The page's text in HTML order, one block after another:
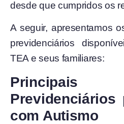
desde que cumpridos os
A seguir, apresentamos
previdenciários
TEA e seus familiares:
Principais
Previdenciários
com Autismo